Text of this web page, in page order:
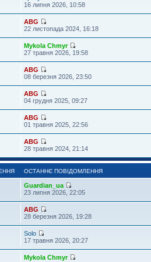
16 липня 2026, 10:58
ABG
22 листопада 2024, 16:18
Mykola Chmyr
27 травня 2026, 19:58
ABG
08 березня 2026, 23:50
ABG
04 грудня 2025, 09:27
ABG
01 травня 2025, 22:56
ABG
28 травня 2024, 21:14
ОСТАННЄ ПОВІДОМЛЕННЯ
Guardian_ua
23 липня 2026, 22:05
ABG
28 березня 2026, 19:28
Solo
17 травня 2026, 20:27
Mykola Chmyr